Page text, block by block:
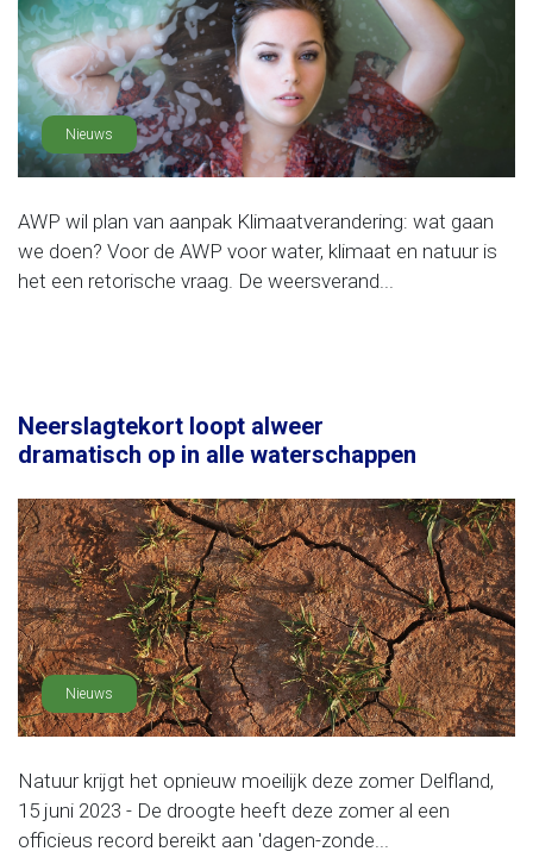
Nieuws
AWP wil plan van aanpak Klimaatverandering: wat gaan
we doen? Voor de AWP voor water, klimaat en natuur is
het een retorische vraag. De weersverand...
Neerslagtekort loopt alweer
dramatisch op in alle waterschappen
Nieuws
Natuur krijgt het opnieuw moeilijk deze zomer Delfland,
15 juni 2023 - De droogte heeft deze zomer al een
officieus record bereikt aan 'dagen-zonde...